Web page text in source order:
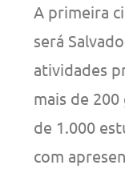
A primeira
será
atividades
mais de
de 1.000
com